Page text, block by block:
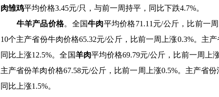
肉雏鸡平均价格3.45元/只，与前一周持平，同比下跌4.7%。
牛羊产品价格。全国牛肉平均价格71.11元/公斤，比前一
10个主产省份牛肉价格65.32元/公斤，比前一周上涨0.3%。主
同比上涨12.5%。全国羊肉平均价格69.79元/公斤，比前一周上
主产省份羊肉价格67.58元/公斤，比前一周上涨0.5%。主产省份
同比上涨1.5%。